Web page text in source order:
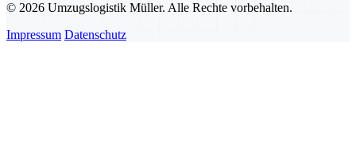
© 2026 Umzugslogistik Müller. Alle Rechte vorbehalten.
Impressum Datenschutz